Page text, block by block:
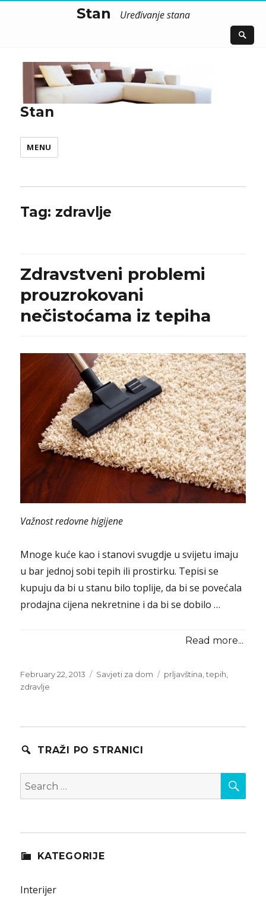
Stan Uređivanje stana
Stan
MENU
Tag: zdravlje
Zdravstveni problemi
prouzrokovani
nečistoćama iz tepiha
Važnost redovne higijene
Mnoge kuće kao i stanovi svugdje u svijetu imaju
u bar jednoj sobi tepih ili prostirku. Tepisi se
kupuju da bi u stanu bilo toplije, da bi se povećala
prodajna cijena nekretnine i da bi se dobilo …
Read more...
Posted
on
February 22, 2013 Categories
Savjeti za dom Tags
prljavština ,tepih
zdravlje
TRAŽI PO STRANICI
Search
for:
KATEGORIJE
Interijer